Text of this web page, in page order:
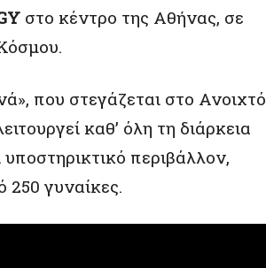
στο κέντρο της Αθήνας, σε
που στεγάζεται στο Ανοιχτό
καθ’ όλη τη διάρκεια
περιβάλλον,
250 γυναίκες.